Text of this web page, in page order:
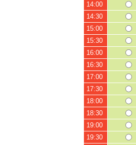
14:00
14:30
15:00
15:30
16:00
16:30
17:00
17:30
18:00
18:30
19:00
19:30